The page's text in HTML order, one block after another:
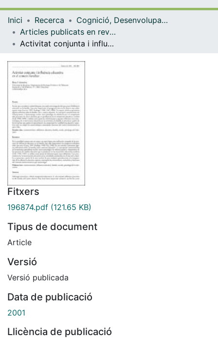
Navega per tot el DD
Inici Recerca
Cognició, Desenvolupament i Psicologia de l'Educació
Articles publicats en revistes (Cognició, Desenvolupament i Psicologia de l'Educació)
Activitat conjunta i influència educativa en el context familiar
Fitxers
196874.pdf (121.65 KB)
Tipus de document
Article
Versió
Versió publicada
Data de publicació
2001
Llicència de publicació